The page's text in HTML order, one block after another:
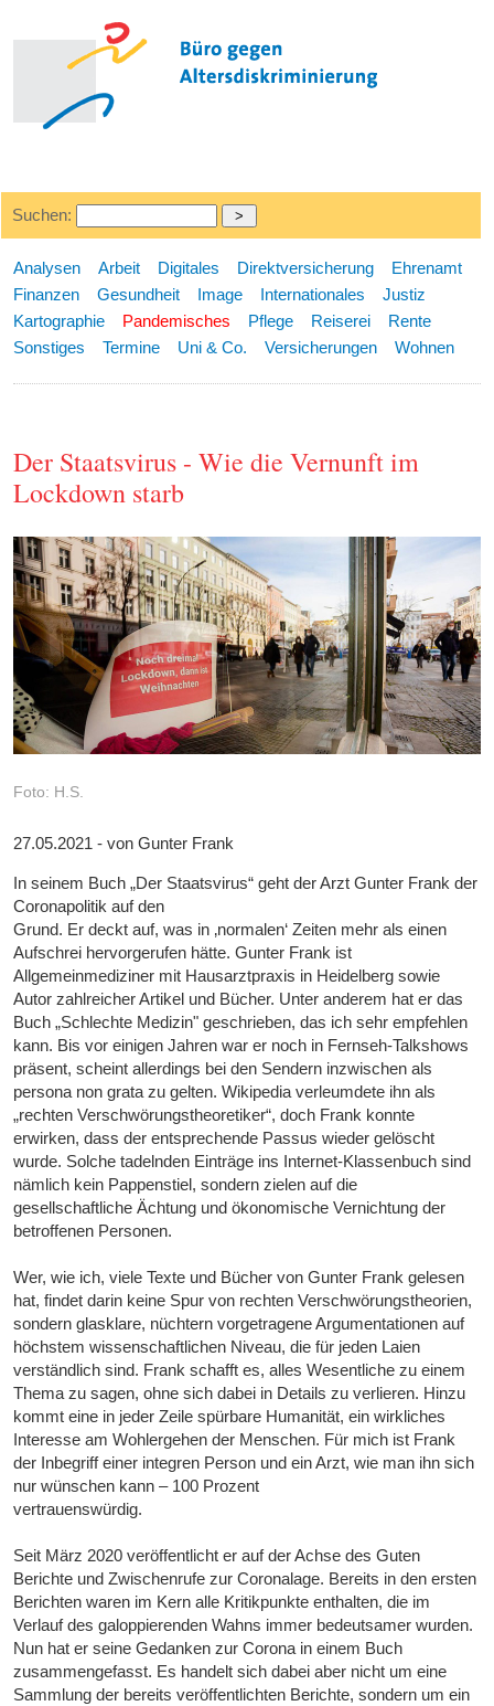
Suchen:
Analysen Arbeit Digitales Direktversicherung
Ehrenamt
Finanzen
Gesundheit Image Internationales
Justiz
Kartographie
Pandemisches Pflege Reiserei
Rente
Sonstiges
Termine Uni & Co. Versicherungen Wohnen
Der Staatsvirus - Wie die Vernunft im
Lockdown starb
Foto: H.S.
27.05.2021 - von Gunter Frank
In seinem Buch „Der Staatsvirus“ geht der Arzt Gunter Frank der
Coronapolitik auf den
Grund. Er deckt auf, was in ‚normalen‘ Zeiten mehr als einen
Aufschrei hervorgerufen hätte. Gunter Frank ist
Allgemeinmediziner mit Hausarztpraxis in Heidelberg sowie
Autor zahlreicher Artikel und Bücher. Unter anderem hat er das
Buch „Schlechte Medizin" geschrieben, das ich sehr empfehlen
kann. Bis vor einigen Jahren war er noch in Fernseh-Talkshows
präsent, scheint allerdings bei den Sendern inzwischen als
persona non grata zu gelten. Wikipedia verleumdete ihn als
„rechten Verschwörungstheoretiker“, doch Frank konnte
erwirken, dass der entsprechende Passus wieder gelöscht
wurde. Solche tadelnden Einträge ins Internet-Klassenbuch sind
nämlich kein Pappenstiel, sondern zielen auf die
gesellschaftliche Ächtung und ökonomische Vernichtung der
betroffenen Personen.
Wer, wie ich, viele Texte und Bücher von Gunter Frank gelesen
hat, findet darin keine Spur von rechten Verschwörungstheorien,
sondern glasklare, nüchtern vorgetragene Argumentationen auf
höchstem wissenschaftlichen Niveau, die für jeden Laien
verständlich sind. Frank schafft es, alles Wesentliche zu einem
Thema zu sagen, ohne sich dabei in Details zu verlieren. Hinzu
kommt eine in jeder Zeile spürbare Humanität, ein wirkliches
Interesse am Wohlergehen der Menschen. Für mich ist Frank
der Inbegriff einer integren Person und ein Arzt, wie man ihn sich
nur wünschen kann – 100 Prozent
vertrauenswürdig.
Seit März 2020 veröffentlicht er auf der Achse des Guten
Berichte und Zwischenrufe zur Coronalage. Bereits in den ersten
Berichten waren im Kern alle Kritikpunkte enthalten, die im
Verlauf des galoppierenden Wahns immer bedeutsamer wurden.
Nun hat er seine Gedanken zur Corona in einem Buch
zusammengefasst. Es handelt sich dabei aber nicht um eine
Sammlung der bereits veröffentlichten Berichte, sondern um ein